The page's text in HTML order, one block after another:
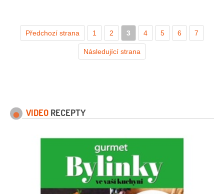
Předchozí strana 1 2 3 4 5 6 7
Následující strana
VIDEO RECEPTY